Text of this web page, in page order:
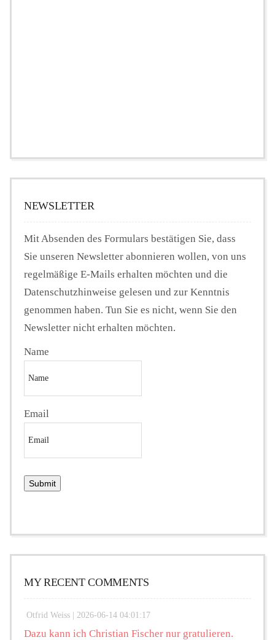
NEWSLETTER
Mit Absenden des Formulars bestätigen Sie, dass
Sie unseren Newsletter abonnieren wollen, von uns
regelmäßige E-Mails erhalten möchten und die
Datenschutzhinweise gelesen und zur Kenntnis
genommen haben. Tun Sie es nicht, wenn Sie den
Newsletter nicht erhalten möchten.
Name
Email
MY RECENT COMMENTS
Otfrid Weiss | 2026-06-14 04:01:17
Dazu kann ich Christian Fischer nur gratulieren.